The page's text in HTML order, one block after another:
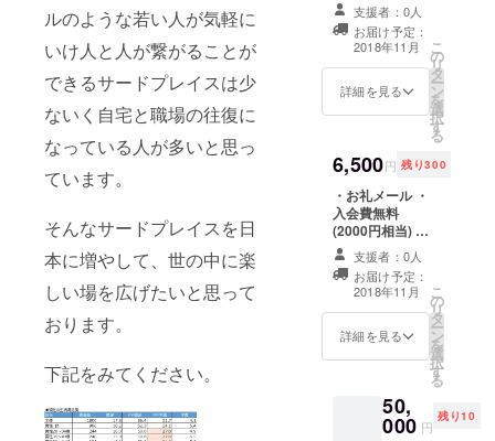
ルのような若い人が気軽に
いけ人と人が繋がることが
できるサードプレイスは少
ないく自宅と職場の往復に
なっている人が多いと思っ
ています。
そんなサードプレイスを日
本に増やして、世の中に楽
しい場を広げたいと思って
おります。
下記をみてください。
支援者：0人
お届け予定：
2018年11月
詳細を見る
こ
の
リ
タ
ー
ン
を
選
択
す
る
6,500円 残り300
・お礼メール ・
入会費無料
(2000円相当) ・
初月の月額会員
費無料(6500円
相当)
支援者：0人
お届け予定：
2018年11月
詳細を見る
こ
の
リ
タ
ー
ン
を
選
択
す
る
50,
000 円
残り10